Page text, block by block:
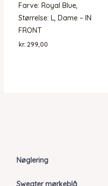
Nøglering
Sweater mørkeblå
Farve: Royal Blue,
Størrelse: L, Dame – IN
FRONT
kr. 299,00